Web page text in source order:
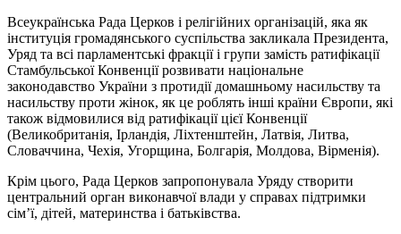
Всеукраїнська Рада Церков і релігійних організацій, яка як
інституція громадянського суспільства закликала Президента,
Уряд та всі парламентські фракції і групи замість ратифікації
Стамбульської Конвенції розвивати національне
законодавство України з протидії домашньому насильству та
насильству проти жінок, як це роблять інші країни Європи, які
також відмовилися від ратифікації цієї Конвенції
(Великобританія, Ірландія, Ліхтенштейн, Латвія, Литва,
Словаччина, Чехія, Угорщина, Болгарія, Молдова, Вірменія).
Крім цього, Рада Церков запропонувала Уряду створити
центральний орган виконавчої влади у справах підтримки
сім’ї, дітей, материнства і батьківства.